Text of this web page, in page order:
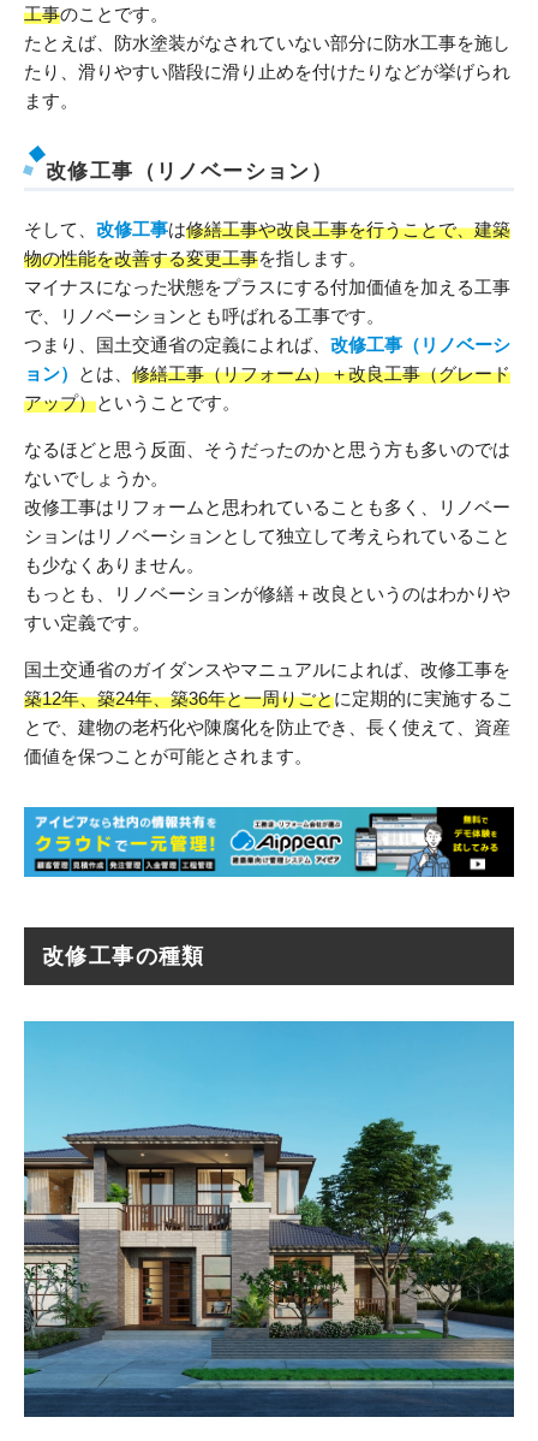
工事のことです。
たとえば、防水塗装がなされていない部分に防水工事を施し
たり、滑りやすい階段に滑り止めを付けたりなどが挙げられ
ます。
改修工事（リノベーション）
そして、 改修工事は修繕工事や改良工事を行うことで、建築
物の性能を改善する変更工事を指します。
マイナスになった状態をプラスにする付加価値を加える工事
で、リノベーションとも呼ばれる工事です。
つまり、国土交通省の定義によれば、 改修工事（リノベーシ
ョン）
とは、 修繕工事（リフォーム）＋改良工事（グレード
アップ）ということです。
なるほどと思う反面、そうだったのかと思う方も多いのでは
ないでしょうか。
改修工事はリフォームと思われていることも多く、リノベー
ションはリノベーションとして独立して考えられていること
も少なくありません。
もっとも、リノベーションが修繕＋改良というのはわかりや
すい定義です。
国土交通省のガイダンスやマニュアルによれば、改修工事を
築12年、築24年、築36年と一周りごとに定期的に実施するこ
とで、建物の老朽化や陳腐化を防止でき、長く使えて、資産
価値を保つことが可能とされます。
改修工事の種類